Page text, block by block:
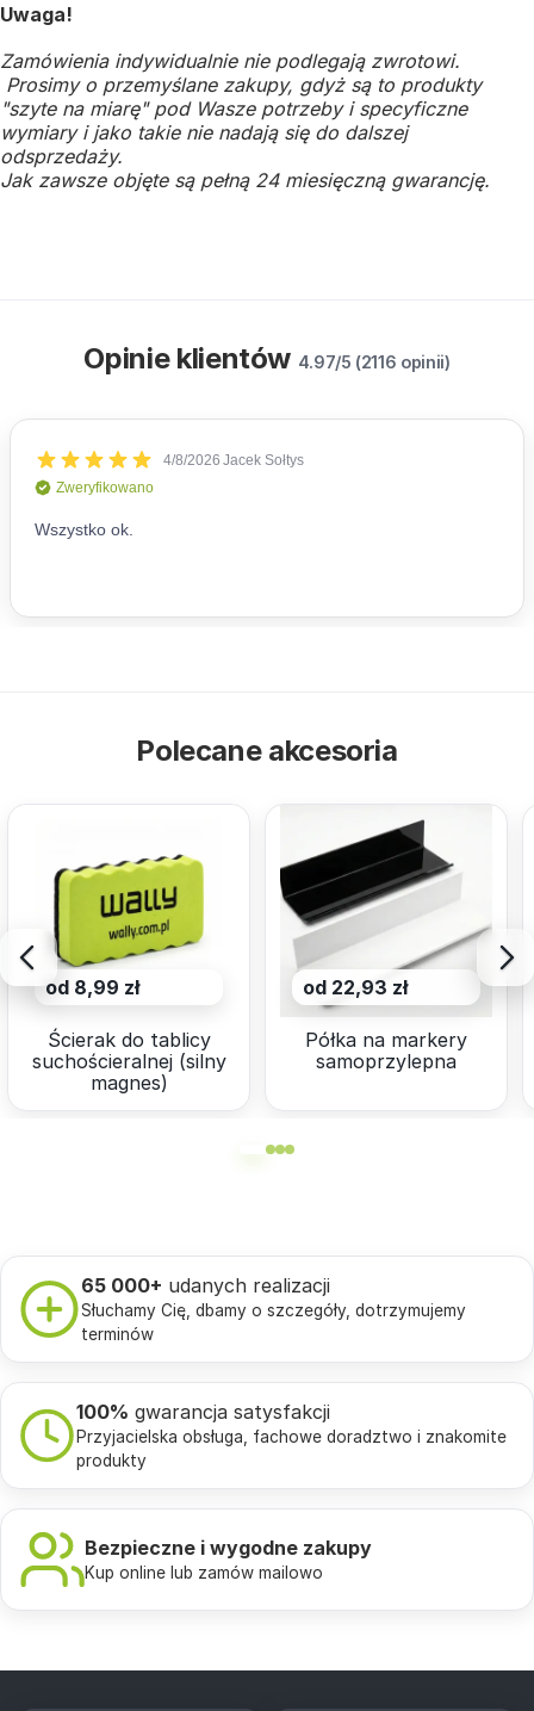
Uwaga!
Zamówienia indywidualnie nie podlegają zwrotowi.
Prosimy o przemyślane zakupy, gdyż są to produkty
"szyte na miarę" pod Wasze potrzeby i specyficzne
wymiary i jako takie nie nadają się do dalszej
odsprzedaży.
Jak zawsze objęte są pełną 24 miesięczną gwarancję.
Opinie klientów 4.97/5 (2116 opinii)
Polecane akcesoria
od 8,99 zł
Ścierak do tablicy
suchościeralnej (silny
magnes)
od 22,93 zł
Półka na markery
samoprzylepna
65 000+ udanych realizacji
Słuchamy Cię, dbamy o szczegóły, dotrzymujemy
terminów
100% gwarancja satysfakcji
Przyjacielska obsługa, fachowe doradztwo i znakomite
produkty
Bezpieczne i wygodne zakupy
Kup online lub zamów mailowo